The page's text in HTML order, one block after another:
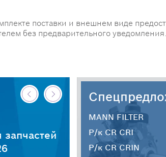
поставки и внешнем виде
без предварительного
MANN FILTER
Р/к CR CRI
Р/к CR CRIN